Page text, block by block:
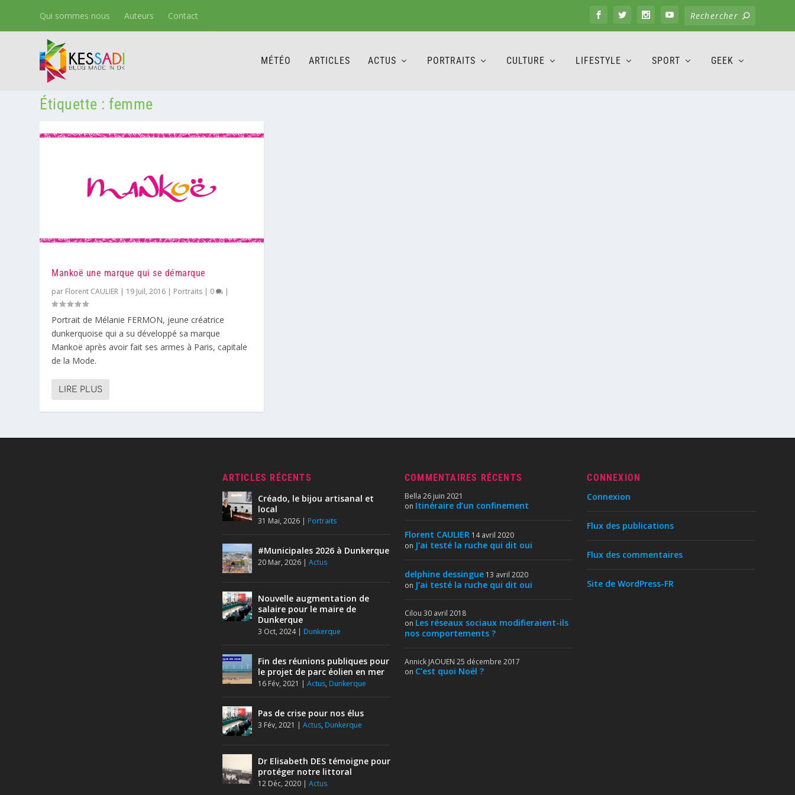
Qui sommes nous Auteurs Contact
MÉTÉO ARTICLES ACTUS PORTRAITS CULTURE LIFESTYLE SPORT GEEK
Étiquette : femme
Mankoë une marque qui se démarque
par Florent CAULIER | 19 Juil, 2016 | Portraits | 0 |
Portrait de Mélanie FERMON, jeune créatrice
dunkerquoise qui a su développé sa marque
Mankoë après avoir fait ses armes à Paris, capitale
de la Mode.
LIRE PLUS
ARTICLES RÉCENTS
Créado, le bijou artisanal et
local
31 Mai, 2026| Portraits
#Municipales 2026 à Dunkerque
20 Mar, 2026| Actus
Nouvelle augmentation de
salaire pour le maire de
Dunkerque
3 Oct, 2024| Dunkerque
Fin des réunions publiques pour
le projet de parc éolien en mer
16 Fév, 2021 | Actus, Dunkerque
Pas de crise pour nos élus
3 Fév, 2021 | Actus, Dunkerque
Dr Elisabeth DES témoigne pour
protéger notre littoral
12 Déc, 2020| Actus
COMMENTAIRES RÉCENTS
Bella 26 juin 2021
on Itinéraire d’un confinement
Florent CAULIER 14 avril 2020
on J’ai testé la ruche qui dit oui
delphine dessingue 13 avril 2020
on J’ai testé la ruche qui dit oui
Cilou 30 avril 2018
on Les réseaux sociaux modifieraient-ils
nos comportements ?
Annick JAOUEN 25 décembre 2017
on C’est quoi Noël ?
CONNEXION
Connexion
Flux des publications
Flux des commentaires
Site de WordPress-FR